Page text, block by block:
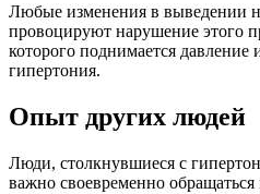
Любые изменения в выведении
провоцируют нарушение этого
которого поднимается давление
гипертония.
Опыт других людей
Люди, столкнувшиеся с
важно своевременно обращаться